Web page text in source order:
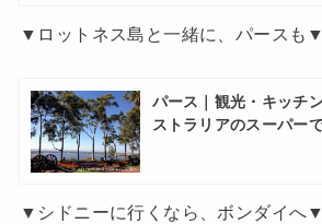
▼ロットネス島と一緒に、パースも▼
パース｜観光・キッチ
ストラリアのスーパー
▼シドニーに行くなら、ボンダイへ▼